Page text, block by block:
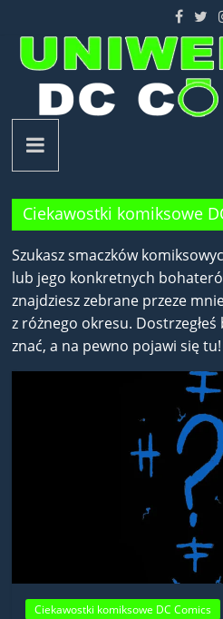
content
Uniwersum
DC
Comics
Ciekawostki komiksowe
Szukasz smaczków
lub jego konkretnych
znajdziesz zebrane przeze
z różnego okresu.
znać, a na pewno pojawi się tu!
Ciekawostki komiksowe DC Comics